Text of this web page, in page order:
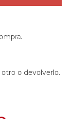
o devolverlo.